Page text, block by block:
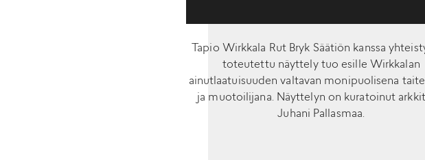
Tapio Wirkkala Rut Bryk Säätiön kanssa
toteutettu näyttely tuo esille Wirkkalan
ainutlaatuisuuden valtavan monipuolisena
ja muotoilijana. Näyttelyn on kuratoinut
Juhani Pallasmaa.